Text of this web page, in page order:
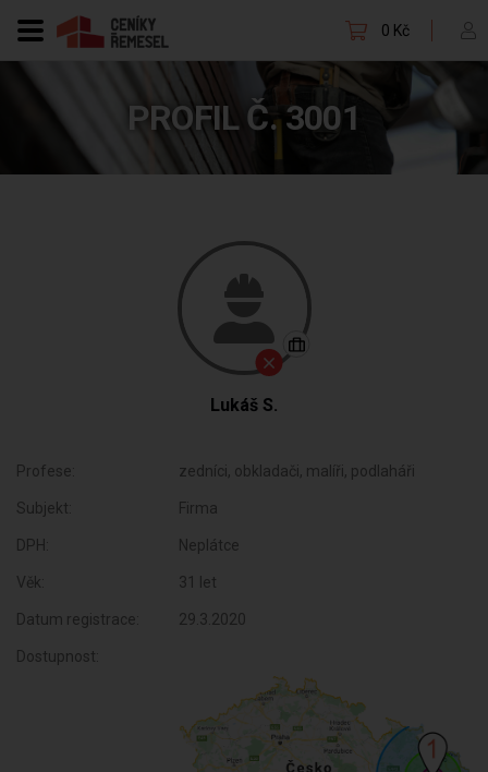
0 Kč
PROFIL Č. 3001
Lukáš S.
Profese: zedníci, obkladači, malíři, podlaháři
Subjekt: Firma
DPH: Neplátce
Věk: 31 let
Datum registrace: 29.3.2020
Dostupnost: